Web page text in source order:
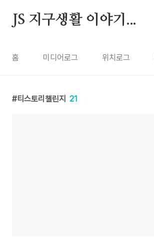
JS 지구생활 이야기...
홈 미디어로그 위치로그
티스토리챌린지 21